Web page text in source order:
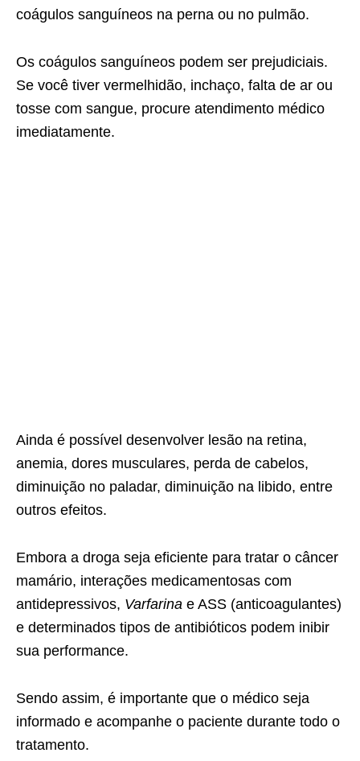
coágulos sanguíneos na perna ou no pulmão.
Os coágulos sanguíneos podem ser prejudiciais.
Se você tiver vermelhidão, inchaço, falta de ar ou
tosse com sangue, procure atendimento médico
imediatamente.
Ainda é possível desenvolver lesão na retina,
anemia, dores musculares, perda de cabelos,
diminuição no paladar, diminuição na libido, entre
outros efeitos.
Embora a droga seja eficiente para tratar o câncer
mamário, interações medicamentosas com
antidepressivos, Varfarina e ASS (anticoagulantes)
e determinados tipos de antibióticos podem inibir
sua performance.
Sendo assim, é importante que o médico seja
informado e acompanhe o paciente durante todo o
tratamento.